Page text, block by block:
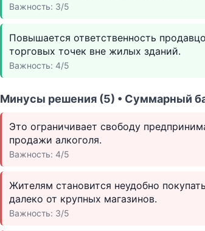
Важность: 3/5
Повышается ответственность
торговых точек вне жилых зданий.
Важность: 4/5
Минусы решения (5) • Суммарный
Это ограничивает свободу
продажи алкоголя.
Важность: 4/5
Жителям становится неудобно
далеко от крупных магазинов.
Важность: 3/5